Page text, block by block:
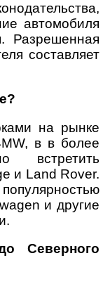
автомобиля
Разрешенная
составляет
на рынке
в в более
встретить
и Land Rover.
и другие
Северного